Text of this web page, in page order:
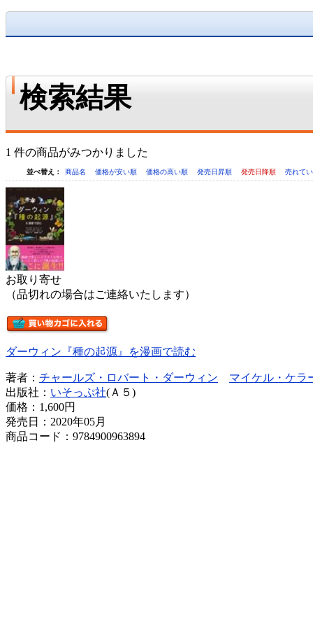
検索結果
1 件の商品がみつかりました
並べ替え： 商品名 価格が安い順 価格の高い順 発売日昇順 発売日降順 売れて
お取り寄せ
（品切れの場合はご連絡いたします）
ダーウィン『種の起源』を漫画で読む
著者： チャールズ・ロバート・ダーウィン マイケル・ケラ
出版社： いそっぷ社(Ａ５)
価格： 1,600円
発売日：2020年05月
商品コード：9784900963894